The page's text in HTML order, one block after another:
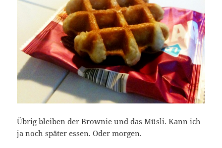
Übrig bleiben der Brownie und das Müsli. Kann ich
ja noch später essen. Oder morgen.